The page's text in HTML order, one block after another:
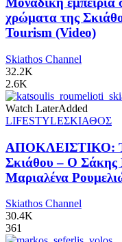
χρώματα της
Tourism (Video)
Skiathos Channel
32.2K
2.6K
Watch LaterAdded
LIFESTYLEΣΚΙΑΘΟΣ
ΑΠΟΚΛΕΙΣΤΙΚΟ:
Σκιάθου – Ο Σάκης
Μαριαλένα
Skiathos Channel
30.4K
361